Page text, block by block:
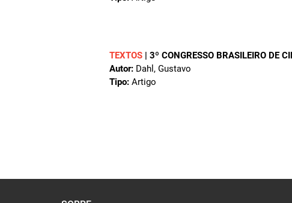
TEXTOS | 3º CONGRESSO BRASILEIRO DE
Autor: Dahl, Gustavo
Tipo: Artigo